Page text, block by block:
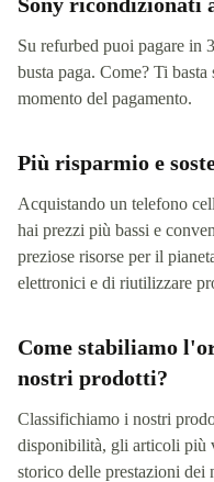
Su refurbed puoi pagare in
busta paga. Come? Ti
momento del pagamento.
Più risparmio e
Acquistando un telefono
hai prezzi più bassi e
preziose risorse per il
elettronici e di riutilizzare
Come stabiliamo
nostri prodotti?
Classifichiamo i nostri
disponibilità, gli articoli più
storico delle prestazioni